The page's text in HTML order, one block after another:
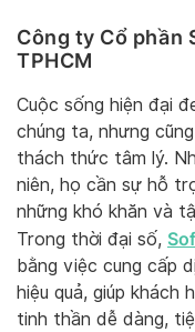
Công ty Cổ phần
TPHCM
Cuộc sống hiện đại
chúng ta, nhưng
thách thức tâm lý.
niên, họ cần sự hỗ
những khó khăn và
Trong thời đại số,
bằng việc cung cấp
hiệu quả, giúp khách
tinh thần dễ dàng,